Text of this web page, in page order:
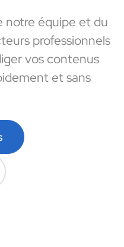
notre équipe et du
professionnels
vos contenus
et sans